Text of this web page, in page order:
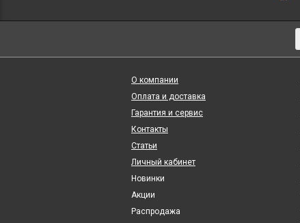
О компании
Оплата и доставка
Гарантия и сервис
Контакты
Статьи
Личный кабинет
Новинки
Акции
Распродажа